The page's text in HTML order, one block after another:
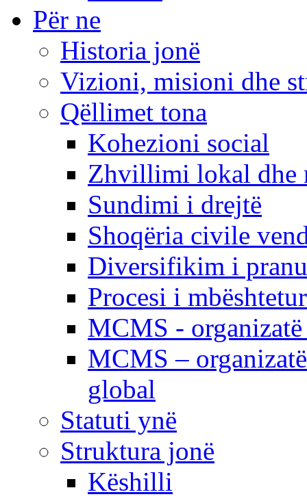
Për ne
Historia jonë
Vizioni, misioni dhe
Qëllimet tona
Kohezioni social
Zhvillimi lokal dhe
Sundimi i drejtë
Shoqëria civile
Diversifikim i
Procesi i
MCMS -
MCMS –
global
Statuti ynë
Struktura jonë
Këshilli